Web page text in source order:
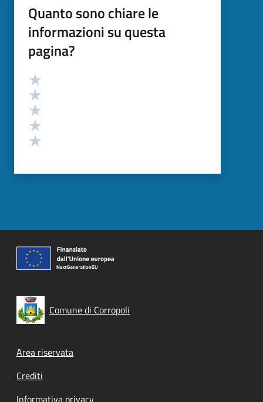
Quanto sono chiare le
informazioni su questa
pagina?
Valutazione
Comune di Corropoli
Footer menu
Area riservata
Crediti
Informativa privacy